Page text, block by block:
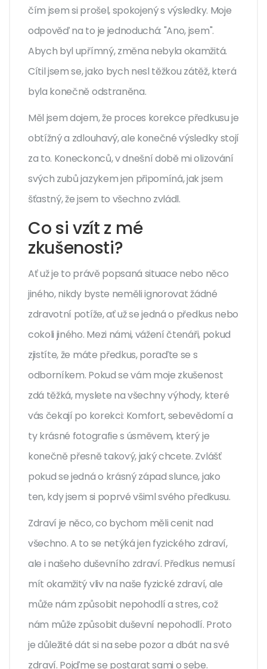
čím jsem si prošel, spokojený s výsledky. Moje
odpověď na to je jednoduchá: "Ano, jsem".
Abych byl upřímný, změna nebyla okamžitá.
Cítil jsem se, jako bych nesl těžkou zátěž, která
byla konečně odstraněna.
Měl jsem dojem, že proces korekce předkusu je
obtížný a zdlouhavý, ale konečné výsledky stojí
za to. Koneckonců, v dnešní době mi olizování
svých zubů jazykem jen připomíná, jak jsem
šťastný, že jsem to všechno zvládl.
Co si vzít z mé
zkušenosti?
Ať už je to právě popsaná situace nebo něco
jiného, nikdy byste neměli ignorovat žádné
zdravotní potíže, ať už se jedná o předkus nebo
cokoli jiného. Mezi námi, vážení čtenáři, pokud
zjistíte, že máte předkus, poraďte se s
odborníkem. Pokud se vám moje zkušenost
zdá těžká, myslete na všechny výhody, které
vás čekají po korekci: Komfort, sebevědomí a
ty krásné fotografie s úsměvem, který je
konečně přesně takový, jaký chcete. Zvlášť
pokud se jedná o krásný západ slunce, jako
ten, kdy jsem si poprvé všiml svého předkusu.
Zdraví je něco, co bychom měli cenit nad
všechno. A to se netýká jen fyzického zdraví,
ale i našeho duševního zdraví. Předkus nemusí
mít okamžitý vliv na naše fyzické zdraví, ale
může nám způsobit nepohodlí a stres, což
nám může způsobit duševní nepohodlí. Proto
je důležité dát si na sebe pozor a dbát na své
zdraví. Pojďme se postarat sami o sebe.